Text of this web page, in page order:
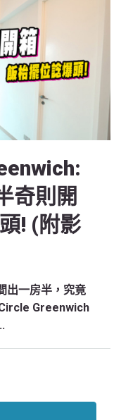
奇則開
! (附影
出一房半，究竟
Greenwich